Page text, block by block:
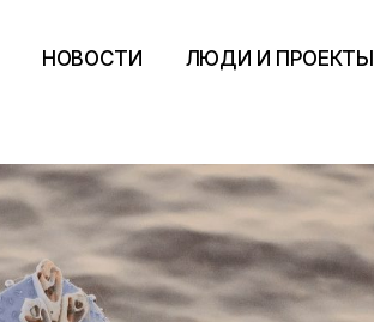
НОВОСТИ ЛЮДИ И ПРОЕКТЫ